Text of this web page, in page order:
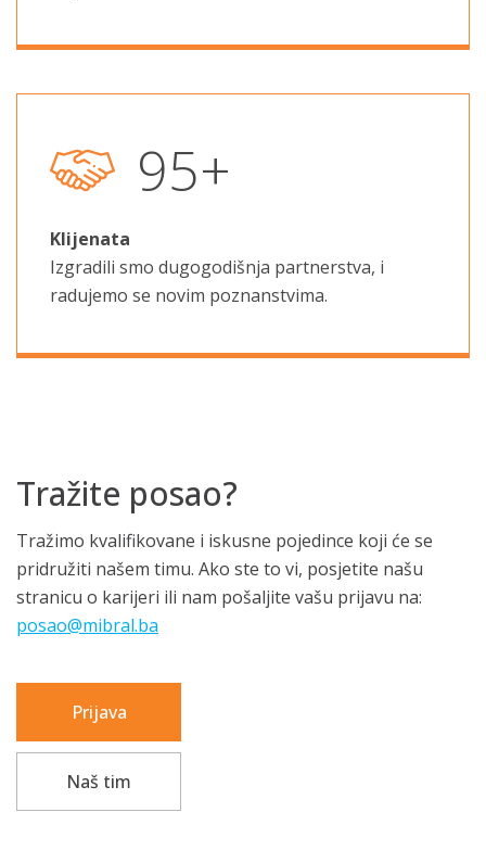
132
Klijenata
Izgradili smo dugogodišnja partnerstva, i
radujemo se novim poznanstvima.
Tražite posao?
Tražimo kvalifikovane i iskusne pojedince koji će se
pridružiti našem timu. Ako ste to vi, posjetite našu
stranicu o karijeri ili nam pošaljite vašu prijavu na:
posao@mibral.ba
Prijava
Naš tim